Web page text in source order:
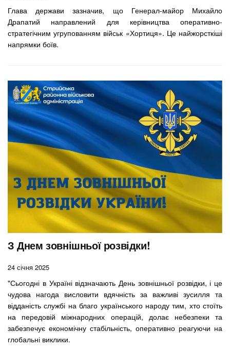
Глава держави зазначив, що Генерал-майор Михайло
Драпатий направлений для керівництва оперативно-
стратегічним угрупованням військ «Хортиця». Це найжорсткіші
напрямки боїв.
З Днем зовнішньої розвідки!
24 січня 2025
"Сьогодні в Україні відзначають День зовнішньої розвідки, і це
чудова нагода висловити вдячність за важливі зусилля та
відданість службі на благо українського народу тим, хто стоїть
на передовій міжнародних операцій, долає небезпеки та
забезпечує економічну стабільність, оперативно реагуючи на
глобальні виклики.